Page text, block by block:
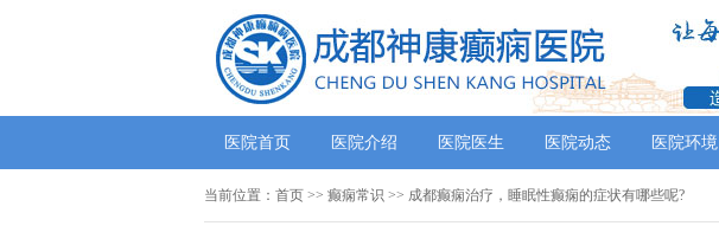
医院首页 医院介绍 医院医生 医院动态 医院环境
当前位置： 首页 >> 癫痫常识 >> 成都癫痫治疗，睡眠性癫痫的症状有哪些呢?